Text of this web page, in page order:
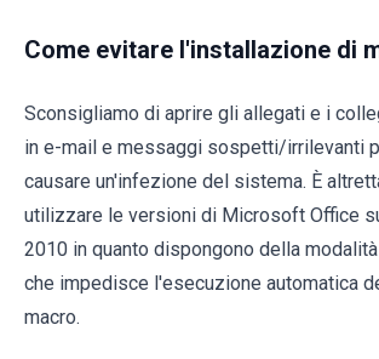
Come evitare l'installazione di
Sconsigliamo di aprire gli allegati e i
in e-mail e messaggi sospetti/irrilevanti
causare un'infezione del sistema. È
utilizzare le versioni di Microsoft Office
2010 in quanto dispongono della
che impedisce l'esecuzione automatica
macro.